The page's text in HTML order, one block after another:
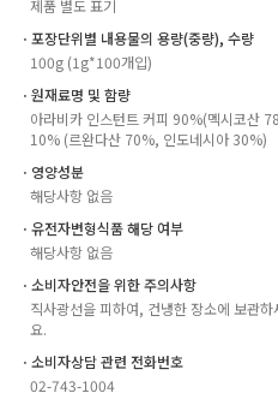
제품 별도 표기
ㆍ포장단위별 내용물의 용량(중량), 수량
100g (1g*100개입)
ㆍ원재료명 및 함량
아라비카 인스턴트 커피 90%(멕시코산
10% (르완다산 70%, 인도네시아 30%)
ㆍ영양성분
해당사항 없음
ㆍ유전자변형식품 해당 여부
해당사항 없음
ㆍ소비자안전을 위한 주의사항
직사광선을 피하여, 건냉한 장소에 보관
요.
ㆍ소비자상담 관련 전화번호
02-743-1004